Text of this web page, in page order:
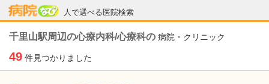
人で選べる医院検索
病院なび
千里山駅周辺の心療内科/心療科の 病院・クリニック
49 件見つかりました